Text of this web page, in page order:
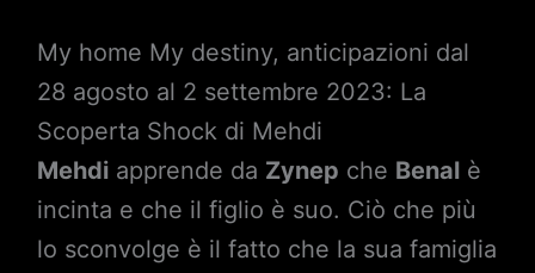
My home My destiny, anticipazioni dal
28 agosto al 2 settembre 2023: La
Scoperta Shock di Mehdi
Mehdiapprende da Zynep che Benal è
incinta e che il figlio è suo. Ciò che più
lo sconvolge è il fatto che la sua famiglia